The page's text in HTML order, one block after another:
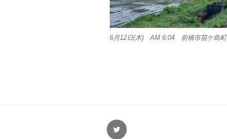
6月12日(木) AM 6:04 前橋市苗ケ島町
Twitter